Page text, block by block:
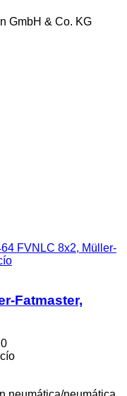
GmbH & Co. KG
FVNLC 8x2, Müller-
Fatmaster,